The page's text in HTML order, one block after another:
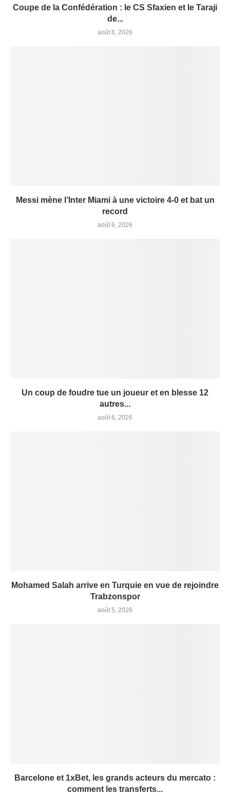
Coupe de la Confédération : le CS Sfaxien et le Taraji
de...
août 6, 2026
Messi mène l’Inter Miami à une victoire 4-0 et bat un
record
août 6, 2026
Un coup de foudre tue un joueur et en blesse 12
autres...
août 6, 2026
Mohamed Salah arrive en Turquie en vue de rejoindre
Trabzonspor
août 5, 2026
Barcelone et 1xBet, les grands acteurs du mercato :
comment les transferts...